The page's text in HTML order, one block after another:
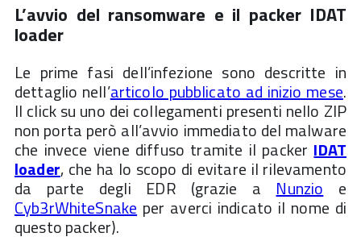
L’avvio del ransomware e il packer IDAT
loader
Le prime fasi dell’infezione sono descritte in
dettaglio nell’articolo pubblicato ad inizio mese.
Il click su uno dei collegamenti presenti nello ZIP
non porta però all’avvio immediato del malware
che invece viene diffuso tramite il packerIDAT
loader, che ha lo scopo di evitare il rilevamento
da parte degli EDR (grazie aNunzioe
Cyb3rWhiteSnakeper averci indicato il nome di
questo packer).